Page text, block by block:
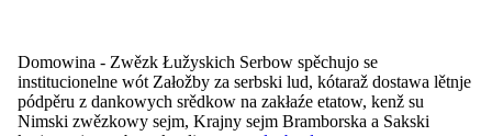
Pśizjaw se
Spěchowarka:
Domowina - Zwězk Łužyskich Serbow spěchujo se
institucionelne wót Załožby za serbski lud, kótaraž dostawa lětnje
pódpěru z dankowych srědkow na zakłaźe etatow, kenž su
Nimski zwězkowy sejm, Krajny sejm Bramborska a Sakski